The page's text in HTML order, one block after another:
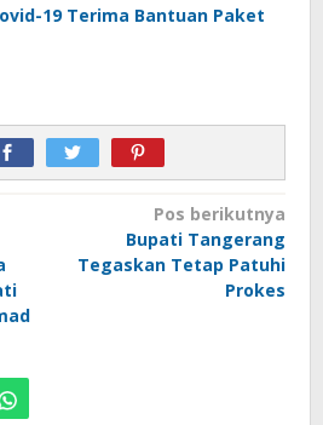
19 Terima Bantuan Paket
Pos berikutnya
Bupati Tangerang
Tegaskan Tetap Patuhi
Prokes